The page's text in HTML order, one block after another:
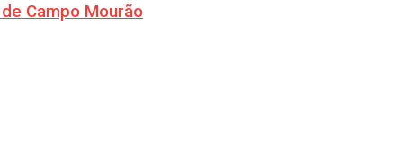
Campo Mourão